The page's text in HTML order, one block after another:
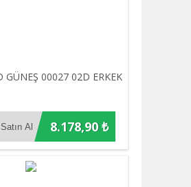
GÜNEŞ 00027 02D ERKEK
8.178,90 ₺